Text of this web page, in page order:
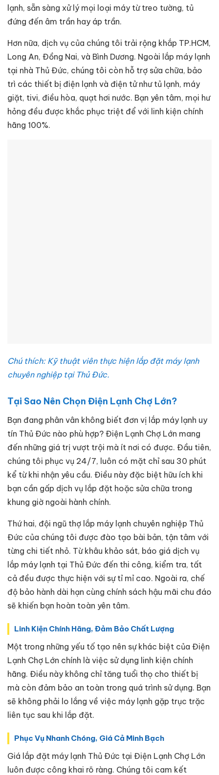
lạnh, sẵn sàng xử lý mọi loại máy từ treo tường, tủ
đứng đến âm trần hay áp trần.
Hơn nữa, dịch vụ của chúng tôi trải rộng khắp TP.HCM,
Long An, Đồng Nai, và Bình Dương. Ngoài lắp máy lạnh
tại nhà Thủ Đức, chúng tôi còn hỗ trợ sửa chữa, bảo
trì các thiết bị điện lạnh và điện tử như tủ lạnh, máy
giặt, tivi, điều hòa, quạt hơi nước. Bạn yên tâm, mọi hư
hỏng đều được khắc phục triệt để với linh kiện chính
hãng 100%.
Chú thích: Kỹ thuật viên thực hiện lắp đặt máy lạnh
chuyên nghiệp tại Thủ Đức.
Tại Sao Nên Chọn Điện Lạnh Chợ Lớn?
Bạn đang phân vân không biết đơn vị lắp máy lạnh uy
tín Thủ Đức nào phù hợp? Điện Lạnh Chợ Lớn mang
đến những giá trị vượt trội mà ít nơi có được. Đầu tiên,
chúng tôi phục vụ 24/7, luôn có mặt chỉ sau 30 phút
kể từ khi nhận yêu cầu. Điều này đặc biệt hữu ích khi
bạn cần gấp dịch vụ lắp đặt hoặc sửa chữa trong
khung giờ ngoài hành chính.
Thứ hai, đội ngũ thợ lắp máy lạnh chuyên nghiệp Thủ
Đức của chúng tôi được đào tạo bài bản, tận tâm với
từng chi tiết nhỏ. Từ khâu khảo sát, báo giá dịch vụ
lắp máy lạnh tại Thủ Đức đến thi công, kiểm tra, tất
cả đều được thực hiện với sự tỉ mỉ cao. Ngoài ra, chế
độ bảo hành dài hạn cùng chính sách hậu mãi chu đáo
sẽ khiến bạn hoàn toàn yên tâm.
Linh Kiện Chính Hãng, Đảm Bảo Chất Lượng
Một trong những yếu tố tạo nên sự khác biệt của Điện
Lạnh Chợ Lớn chính là việc sử dụng linh kiện chính
hãng. Điều này không chỉ tăng tuổi thọ cho thiết bị
mà còn đảm bảo an toàn trong quá trình sử dụng. Bạn
sẽ không phải lo lắng về việc máy lạnh gặp trục trặc
liên tục sau khi lắp đặt.
Phục Vụ Nhanh Chóng, Giá Cả Minh Bạch
Giá lắp đặt máy lạnh Thủ Đức tại Điện Lạnh Chợ Lớn
luôn được công khai rõ ràng. Chúng tôi cam kết